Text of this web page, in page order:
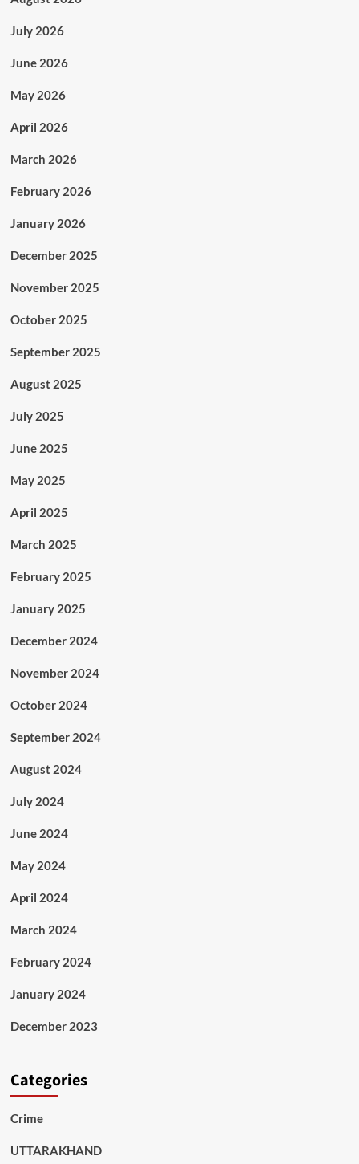
July 2026
June 2026
May 2026
April 2026
March 2026
February 2026
January 2026
December 2025
November 2025
October 2025
September 2025
August 2025
July 2025
June 2025
May 2025
April 2025
March 2025
February 2025
January 2025
December 2024
November 2024
October 2024
September 2024
August 2024
July 2024
June 2024
May 2024
April 2024
March 2024
February 2024
January 2024
December 2023
Categories
Crime
UTTARAKHAND